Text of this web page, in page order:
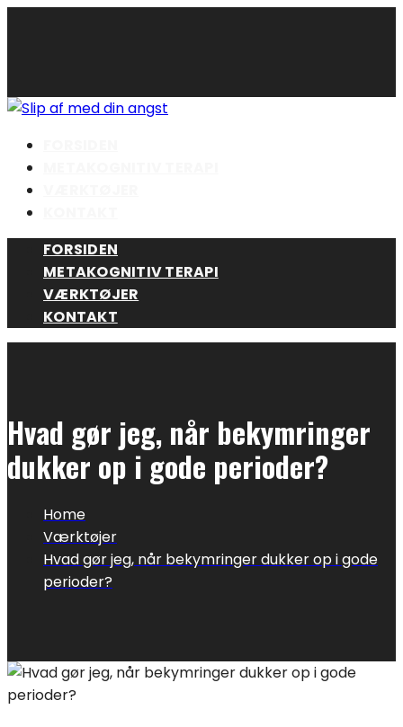
FORSIDEN
METAKOGNITIV TERAPI
VÆRKTØJER
KONTAKT
Hvad gør jeg, når bekymringer
dukker op i gode perioder?
Home
Værktøjer
Hvad gør jeg, når bekymringer dukker op i gode
perioder?